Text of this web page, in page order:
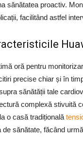
sănătatea proactiv.
facilitând astfel
oră pentru
precise chiar și în
sănătății tale
complexă stivuită
o casă tradițională
sănătate, făcând